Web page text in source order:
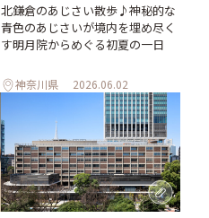
北鎌倉のあじさい散歩♪神秘的な
青色のあじさいが境内を埋め尽く
す明月院からめぐる初夏の一日
神奈川県 2026.06.02